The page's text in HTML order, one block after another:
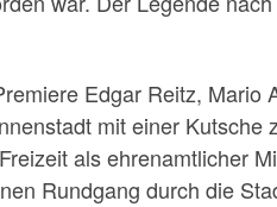
Edgar Reitz, Mario
mit einer Kutsche
als ehrenamtlicher
Rundgang durch die